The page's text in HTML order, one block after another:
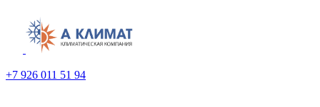
+7 926 011 51 94